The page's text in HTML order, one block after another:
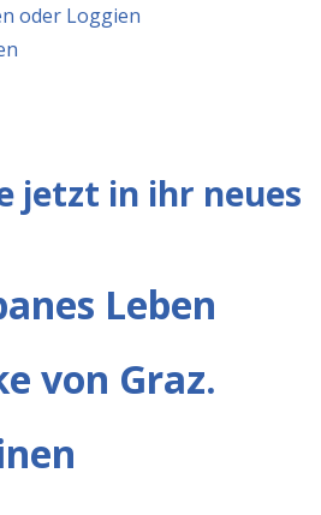
oder Loggien
jetzt in ihr neues
Leben
von Graz.